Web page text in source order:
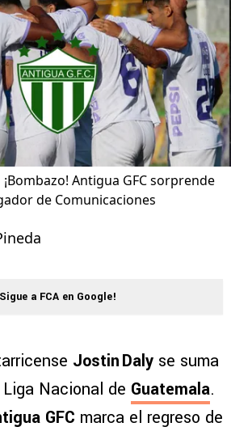
¡Bombazo! Antigua GFC sorprende
de Comunicaciones
a FCA en Google!
Jostin Daly se suma
Nacional de Guatemala.
GFC marca el regreso de